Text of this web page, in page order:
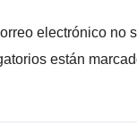
electrónico no
están